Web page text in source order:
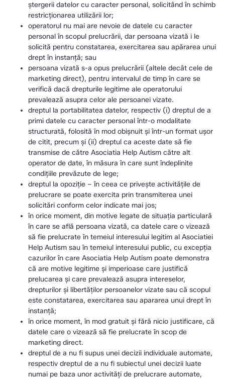
ștergerii datelor cu caracter personal, solicitând în schimb
restricționarea utilizării lor;
operatorul nu mai are nevoie de datele cu caracter
personal în scopul prelucrării, dar persoana vizată i le
solicită pentru constatarea, exercitarea sau apărarea unui
drept în instanță; sau
persoana vizată s-a opus prelucrării (altele decât cele de
marketing direct), pentru intervalul de timp în care se
verifică dacă drepturile legitime ale operatorului
prevalează asupra celor ale persoanei vizate.
dreptul la portabilitatea datelor, respectiv (i) dreptul de a
primi datele cu caracter personal într-o modalitate
structurată, folosită în mod obișnuit și într-un format ușor
de citit, precum și (ii) dreptul ca aceste date să fie
transmise de către Asociatia Help Autism către alt
operator de date, în măsura în care sunt îndeplinite
condițiile prevăzute de lege;
dreptul la opoziție – în ceea ce privește activitățile de
prelucrare se poate exercita prin transmiterea unei
solicitări conform celor indicate mai jos;
în orice moment, din motive legate de situația particulară
în care se află persoana vizată, ca datele care o vizează
să fie prelucrate în temeiul interesului legitim al Asociatiei
Help Autism sau în temeiul interesului public, cu excepția
cazurilor în care Asociatia Help Autism poate demonstra
că are motive legitime și imperioase care justifică
prelucarea și care prevalează asupra intereselor,
drepturilor și libertăților persoanelor vizate sau că scopul
este constatarea, exercitarea sau apararea unui drept în
instanță;
în orice moment, în mod gratuit și fără nicio justificare, că
datele care o vizează să fie prelucrate în scop de
marketing direct.
dreptul de a nu fi supus unei decizii individuale automate,
respectiv dreptul de a nu fi subiectul unei decizii luate
numai pe baza unor activități de prelucrare automate,